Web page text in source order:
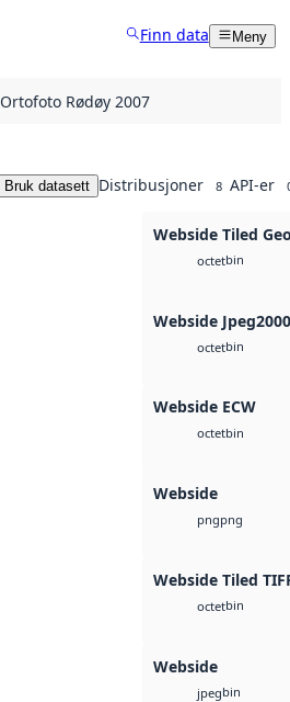
Finn data Meny
Ortofoto Rødøy 2007
Bruk datasett Distribusjoner 8 API-er
Webside Tiled
octetbin
Webside Jpeg2000
octetbin
Webside ECW
octetbin
Webside
pngpng
Webside Tiled
octetbin
Webside
jpegbin